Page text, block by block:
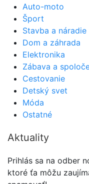
Auto-moto
Šport
Stavba a náradie
Dom a záhrada
Elektronika
Zábava a
Cestovanie
Detský svet
Móda
Ostatné
Aktuality
Prihlás sa na odber
ktoré ťa môžu